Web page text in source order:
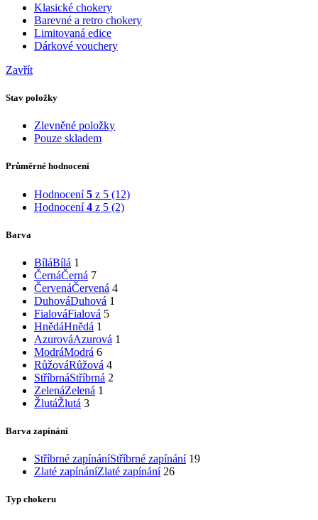
Klasické chokery
Barevné a retro chokery
Limitovaná edice
Dárkové vouchery
Zavřít
Stav položky
Zlevněné položky
Pouze skladem
Průměrné hodnocení
Hodnocení5 z 5 (12)
Hodnocení4 z 5 (2)
Barva
BíláBílá 1
ČernáČerná 7
ČervenáČervená 4
DuhováDuhová 1
FialováFialová 5
HnědáHnědá 1
AzurováAzurová 1
ModráModrá 6
RůžováRůžová 4
StříbrnáStříbrná 2
ZelenáZelená 1
ŽlutáŽlutá 3
Barva zapínání
Stříbrné zapínáníStříbrné zapínání 19
Zlaté zapínáníZlaté zapínání 26
Typ chokeru